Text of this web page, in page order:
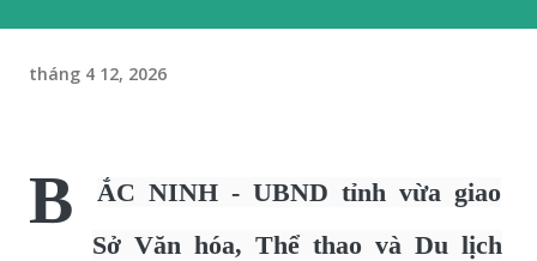
tháng 4 12, 2026
B
ẮC NINH - UBND tỉnh vừa giao
Sở Văn hóa, Thể thao và Du lịch